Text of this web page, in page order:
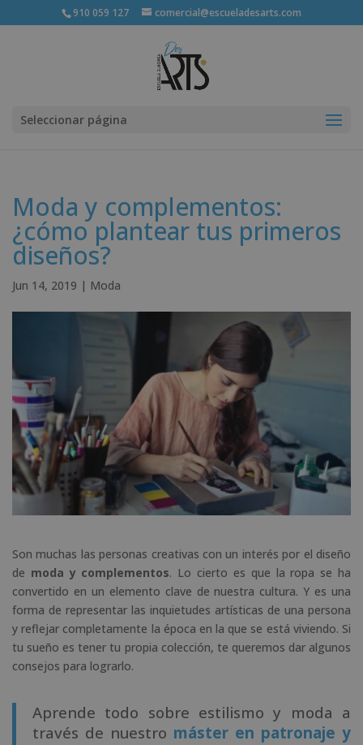
910 059 127 comercial@escueladesarts.com
Seleccionar página
Moda y complementos:
¿cómo plantear tus primeros
diseños?
Jun 14, 2019 | Moda
Son muchas las personas creativas con un interés por el diseño
de moda y complementos. Lo cierto es que la ropa se ha
convertido en un elemento clave de nuestra cultura. Y es una
forma de representar las inquietudes artísticas de una persona
y reflejar completamente la época en la que se está viviendo. Si
tu sueño es tener tu propia colección, te queremos dar algunos
consejos para lograrlo.
Aprende todo sobre estilismo y moda a
través de nuestro máster en patronaje y